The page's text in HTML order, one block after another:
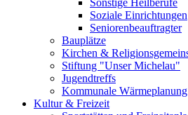
Sonstige Heilberufe
Soziale Einrichtungen
Seniorenbeauftragter
Bauplätze
Kirchen &
Stiftung "Unser Michelau"
Jugendtreffs
Kommunale Wärmeplanung
Kultur & Freizeit